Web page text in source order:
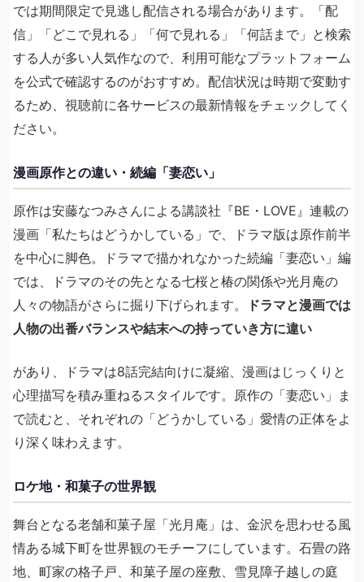
では期間限定で見逃し配信される場合があります。「配
信」「どこで見れる」「何で見れる」「何話まで」と検索
する人が多い人気作なので、利用可能なプラットフォーム
を公式で確認するのがおすすめ。配信状況は時期で変動す
るため、視聴前に各サービスの最新情報をチェックしてく
ださい。
漫画原作との違い・続編「妻恋い」
原作は安藤なつみさんによる講談社『BE・LOVE』連載の
漫画「私たちはどうかしている」で、ドラマ版は原作前半
を中心に脚色。ドラマで描かれなかった続編「妻恋い」編
では、ドラマのその先となる七桜と椿の関係や光月庵の
人々の物語がさらに掘り下げられます。
ドラマと漫画では
人物の出番バランスや結末への持っていき方に違い
があり、ドラマは8話完結向けに凝縮、漫画はじっくりと
心理描写を積み重ねるスタイルです。原作の「妻恋い」ま
で読むと、それぞれの「どうかしている」愛情の正体をよ
り深く味わえます。
ロケ地・和菓子の世界観
舞台となる老舗和菓子屋「光月庵」は、金沢を思わせる風
情ある城下町を世界観のモチーフにしています。石畳の路
地、町家の格子戸、和菓子屋の座敷、雪見障子越しの庭